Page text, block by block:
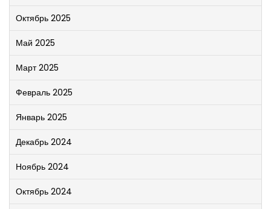
Октябрь 2025
Май 2025
Март 2025
Февраль 2025
Январь 2025
Декабрь 2024
Ноябрь 2024
Октябрь 2024